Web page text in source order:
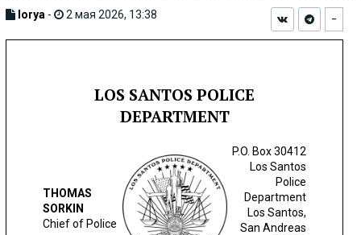
−
lorya - 2 мая 2026, 13:38
LOS SANTOS POLICE
DEPARTMENT
THOMAS
SORKIN
Chief of Police
P.O. Box 30412
Los Santos
Police
Department
Los Santos,
San Andreas